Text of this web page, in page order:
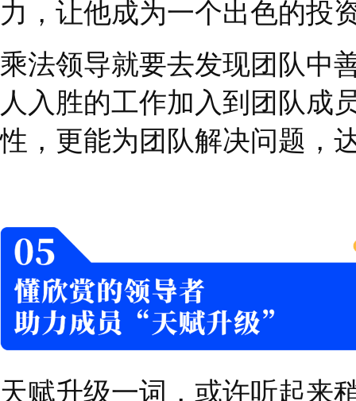
运用他们的天赋，不对
下属“如果你需要，我
对结果负责。” 如此，
激发团队成员天赋，释